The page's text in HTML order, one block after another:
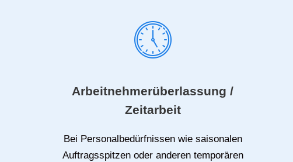
Arbeitnehmerüberlassung /
Zeitarbeit
Bei Personalbedürfnissen wie saisonalen
Auftragsspitzen oder anderen temporären